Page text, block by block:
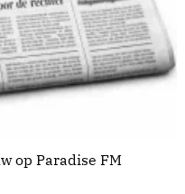
op Paradise FM